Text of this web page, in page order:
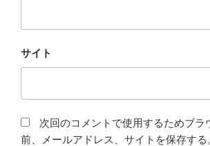
サイト
次回のコメントで使用するためブラ
前、メールアドレス、サイトを保存する